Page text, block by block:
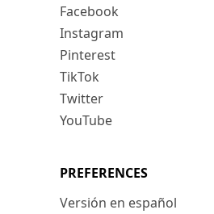
Facebook
Instagram
Pinterest
TikTok
Twitter
YouTube
PREFERENCES
Versión en español